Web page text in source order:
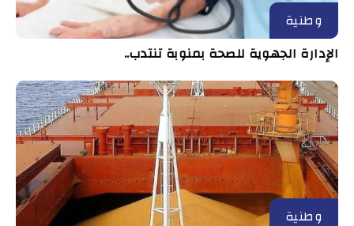
وطنية
الإدارة الجهوية للصحة بمنوبة تنتدب..
وطنية